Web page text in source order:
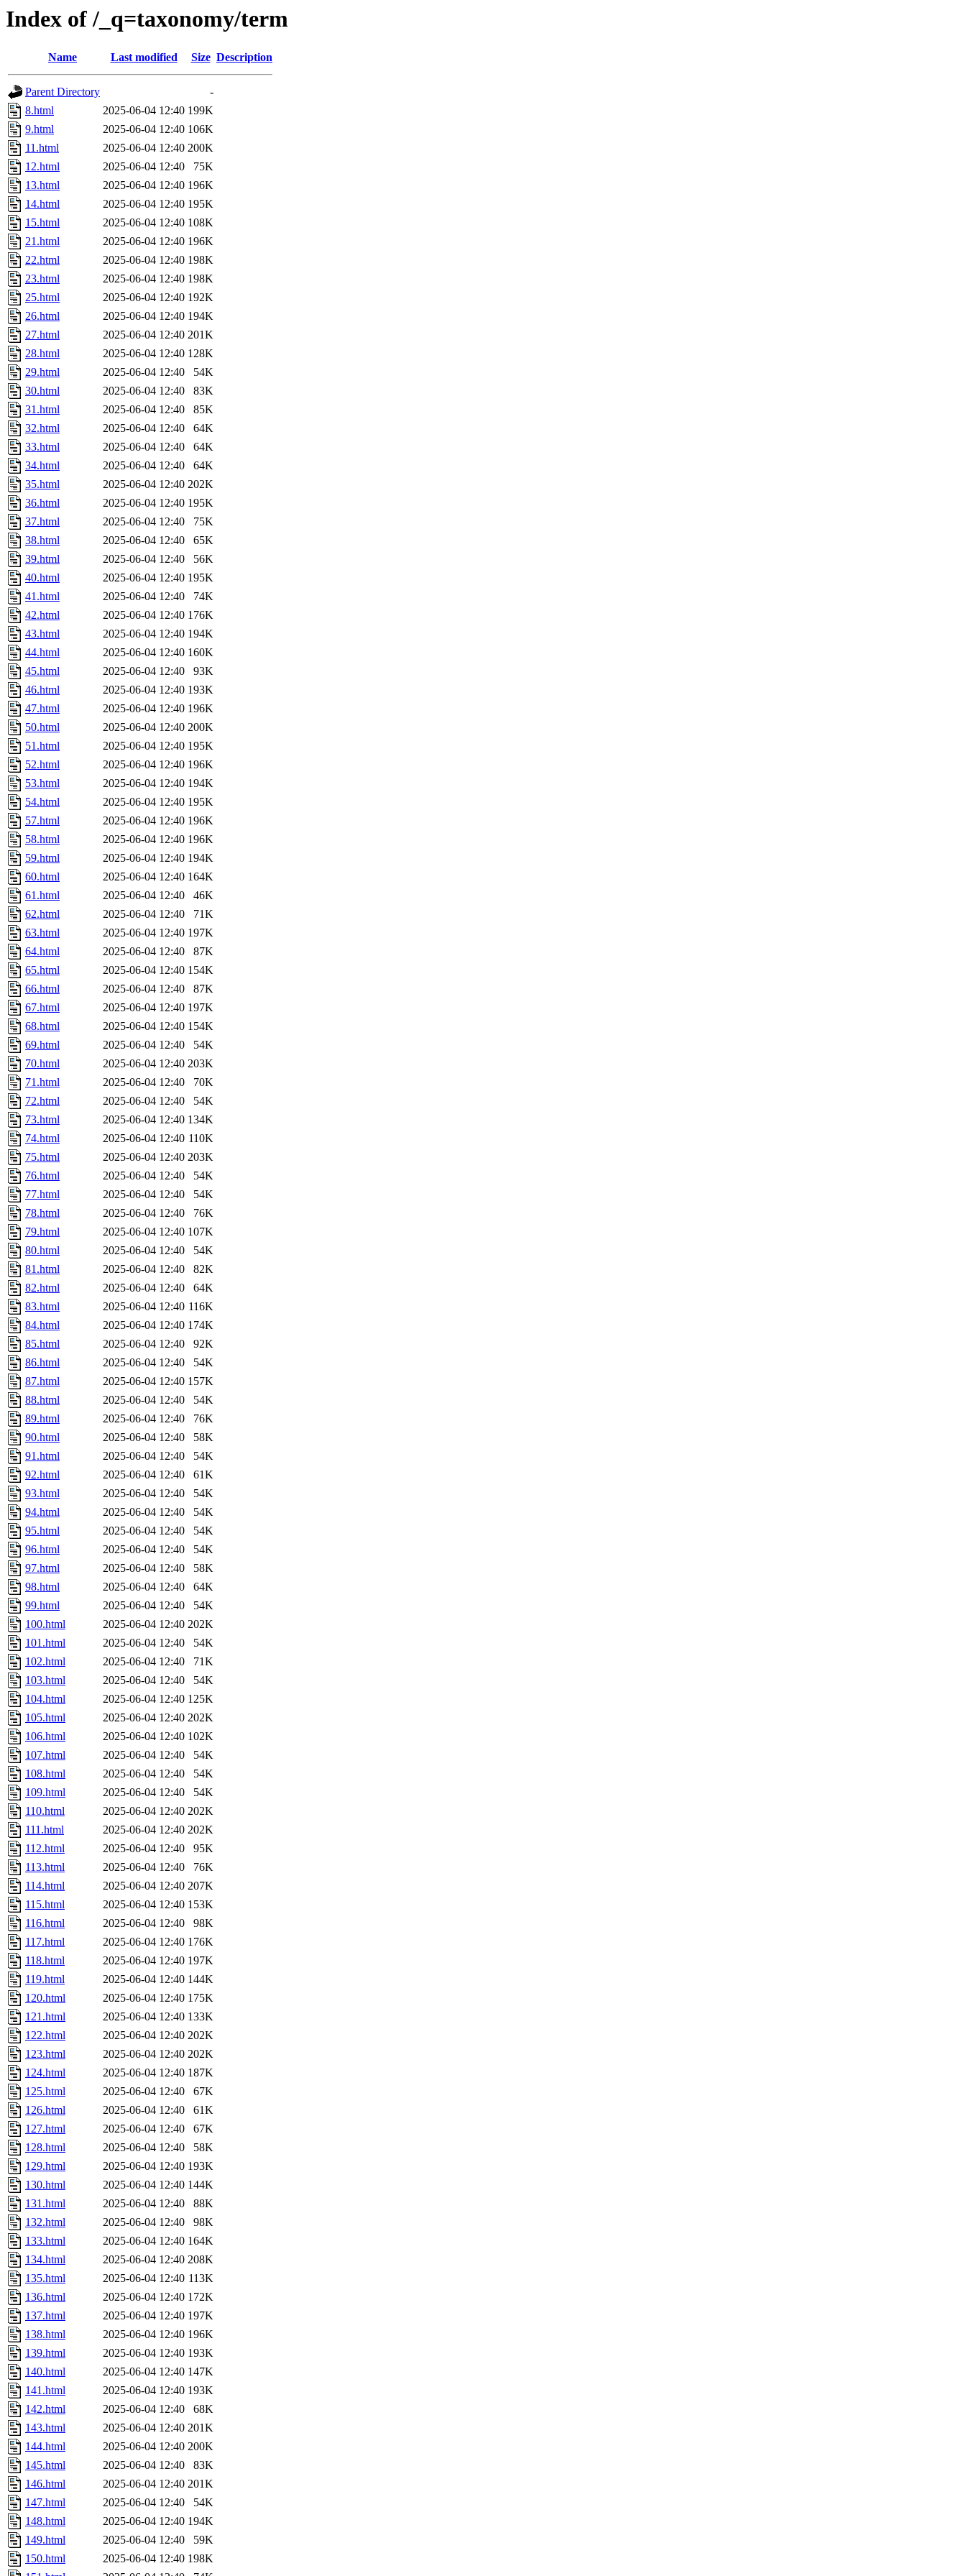
Index of /_q=taxonomy/term
Name Last modified Size Description
Parent Directory
-
8.html
2025-06-04 12:40 199K
9.html
2025-06-04 12:40 106K
11.html
2025-06-04 12:40 200K
12.html
2025-06-04 12:40
75K
13.html
2025-06-04 12:40 196K
14.html
2025-06-04 12:40 195K
15.html
2025-06-04 12:40 108K
21.html
2025-06-04 12:40 196K
22.html
2025-06-04 12:40 198K
23.html
2025-06-04 12:40 198K
25.html
2025-06-04 12:40 192K
26.html
2025-06-04 12:40 194K
27.html
2025-06-04 12:40 201K
28.html
2025-06-04 12:40 128K
29.html
2025-06-04 12:40
54K
30.html
2025-06-04 12:40
83K
31.html
2025-06-04 12:40
85K
32.html
2025-06-04 12:40
64K
33.html
2025-06-04 12:40
64K
34.html
2025-06-04 12:40
64K
35.html
2025-06-04 12:40 202K
36.html
2025-06-04 12:40 195K
37.html
2025-06-04 12:40
75K
38.html
2025-06-04 12:40
65K
39.html
2025-06-04 12:40
56K
40.html
2025-06-04 12:40 195K
41.html
2025-06-04 12:40
74K
42.html
2025-06-04 12:40 176K
43.html
2025-06-04 12:40 194K
44.html
2025-06-04 12:40 160K
45.html
2025-06-04 12:40
93K
46.html
2025-06-04 12:40 193K
47.html
2025-06-04 12:40 196K
50.html
2025-06-04 12:40 200K
51.html
2025-06-04 12:40 195K
52.html
2025-06-04 12:40 196K
53.html
2025-06-04 12:40 194K
54.html
2025-06-04 12:40 195K
57.html
2025-06-04 12:40 196K
58.html
2025-06-04 12:40 196K
59.html
2025-06-04 12:40 194K
60.html
2025-06-04 12:40 164K
61.html
2025-06-04 12:40
46K
62.html
2025-06-04 12:40
71K
63.html
2025-06-04 12:40 197K
64.html
2025-06-04 12:40
87K
65.html
2025-06-04 12:40 154K
66.html
2025-06-04 12:40
87K
67.html
2025-06-04 12:40 197K
68.html
2025-06-04 12:40 154K
69.html
2025-06-04 12:40
54K
70.html
2025-06-04 12:40 203K
71.html
2025-06-04 12:40
70K
72.html
2025-06-04 12:40
54K
73.html
2025-06-04 12:40 134K
74.html
2025-06-04 12:40 110K
75.html
2025-06-04 12:40 203K
76.html
2025-06-04 12:40
54K
77.html
2025-06-04 12:40
54K
78.html
2025-06-04 12:40
76K
79.html
2025-06-04 12:40 107K
80.html
2025-06-04 12:40
54K
81.html
2025-06-04 12:40
82K
82.html
2025-06-04 12:40
64K
83.html
2025-06-04 12:40 116K
84.html
2025-06-04 12:40 174K
85.html
2025-06-04 12:40
92K
86.html
2025-06-04 12:40
54K
87.html
2025-06-04 12:40 157K
88.html
2025-06-04 12:40
54K
89.html
2025-06-04 12:40
76K
90.html
2025-06-04 12:40
58K
91.html
2025-06-04 12:40
54K
92.html
2025-06-04 12:40
61K
93.html
2025-06-04 12:40
54K
94.html
2025-06-04 12:40
54K
95.html
2025-06-04 12:40
54K
96.html
2025-06-04 12:40
54K
97.html
2025-06-04 12:40
58K
98.html
2025-06-04 12:40
64K
99.html
2025-06-04 12:40
54K
100.html
2025-06-04 12:40 202K
101.html
2025-06-04 12:40
54K
102.html
2025-06-04 12:40
71K
103.html
2025-06-04 12:40
54K
104.html
2025-06-04 12:40 125K
105.html
2025-06-04 12:40 202K
106.html
2025-06-04 12:40 102K
107.html
2025-06-04 12:40
54K
108.html
2025-06-04 12:40
54K
109.html
2025-06-04 12:40
54K
110.html
2025-06-04 12:40 202K
111.html
2025-06-04 12:40 202K
112.html
2025-06-04 12:40
95K
113.html
2025-06-04 12:40
76K
114.html
2025-06-04 12:40 207K
115.html
2025-06-04 12:40 153K
116.html
2025-06-04 12:40
98K
117.html
2025-06-04 12:40 176K
118.html
2025-06-04 12:40 197K
119.html
2025-06-04 12:40 144K
120.html
2025-06-04 12:40 175K
121.html
2025-06-04 12:40 133K
122.html
2025-06-04 12:40 202K
123.html
2025-06-04 12:40 202K
124.html
2025-06-04 12:40 187K
125.html
2025-06-04 12:40
67K
126.html
2025-06-04 12:40
61K
127.html
2025-06-04 12:40
67K
128.html
2025-06-04 12:40
58K
129.html
2025-06-04 12:40 193K
130.html
2025-06-04 12:40 144K
131.html
2025-06-04 12:40
88K
132.html
2025-06-04 12:40
98K
133.html
2025-06-04 12:40 164K
134.html
2025-06-04 12:40 208K
135.html
2025-06-04 12:40 113K
136.html
2025-06-04 12:40 172K
137.html
2025-06-04 12:40 197K
138.html
2025-06-04 12:40 196K
139.html
2025-06-04 12:40 193K
140.html
2025-06-04 12:40 147K
141.html
2025-06-04 12:40 193K
142.html
2025-06-04 12:40
68K
143.html
2025-06-04 12:40 201K
144.html
2025-06-04 12:40 200K
145.html
2025-06-04 12:40
83K
146.html
2025-06-04 12:40 201K
147.html
2025-06-04 12:40
54K
148.html
2025-06-04 12:40 194K
149.html
2025-06-04 12:40
59K
150.html
2025-06-04 12:40 198K